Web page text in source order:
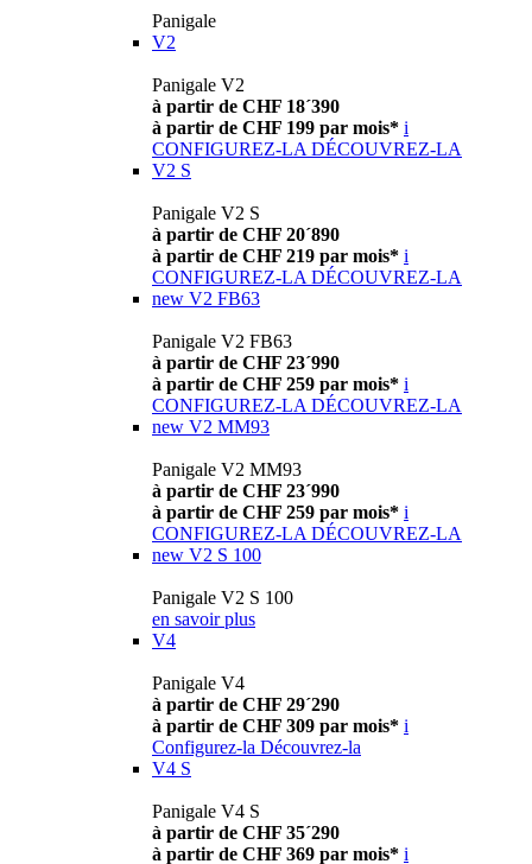
Panigale
V2
Panigale V2
à partir de CHF 18´390
à partir de CHF 199 par mois* i
CONFIGUREZ-LA DÉCOUVREZ-LA
V2 S
Panigale V2 S
à partir de CHF 20´890
à partir de CHF 219 par mois* i
CONFIGUREZ-LA DÉCOUVREZ-LA
new V2 FB63
Panigale V2 FB63
à partir de CHF 23´990
à partir de CHF 259 par mois* i
CONFIGUREZ-LA DÉCOUVREZ-LA
new V2 MM93
Panigale V2 MM93
à partir de CHF 23´990
à partir de CHF 259 par mois* i
CONFIGUREZ-LA DÉCOUVREZ-LA
new V2 S 100
Panigale V2 S 100
en savoir plus
V4
Panigale V4
à partir de CHF 29´290
à partir de CHF 309 par mois* i
Configurez-la Découvrez-la
V4 S
Panigale V4 S
à partir de CHF 35´290
à partir de CHF 369 par mois* i